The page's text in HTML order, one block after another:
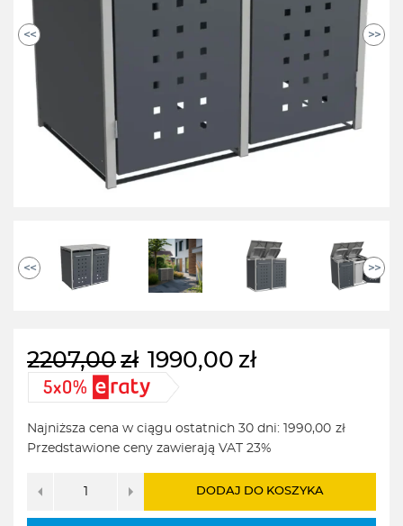
<< >>
<< >>
2207,00 zł
Pierwotna
cena
wynosiła:
2207,00zł.
1990,00 zł
Aktualna
cena
wynosi:
1990,00zł.
Najniższa cena w ciągu ostatnich 30 dni: 1990,00 zł
Przedstawione ceny zawierają VAT 23%
DODAJ DO KOSZYKA